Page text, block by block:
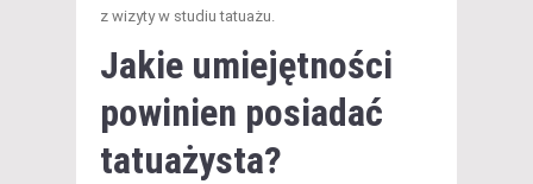
z wizyty w studiu tatuażu.
Jakie umiejętności
powinien posiadać
tatuażysta?